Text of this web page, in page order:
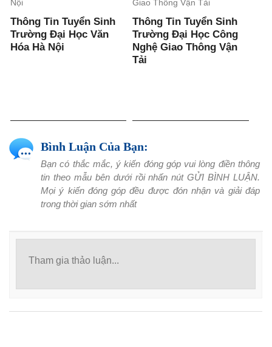
Thông Tin Tuyển Sinh
Trường Đại Học Văn
Hóa Hà Nội
Thông Tin Tuyển Sinh
Trường Đại Học Công
Nghệ Giao Thông Vận
Tải
Bình Luận Của Bạn:
Bạn có thắc mắc, ý kiến đóng góp vui lòng điền thông
tin theo mẫu bên dưới rồi nhấn nút GỬI BÌNH LUẬN.
Mọi ý kiến đóng góp đều được đón nhận và giải đáp
trong thời gian sớm nhất